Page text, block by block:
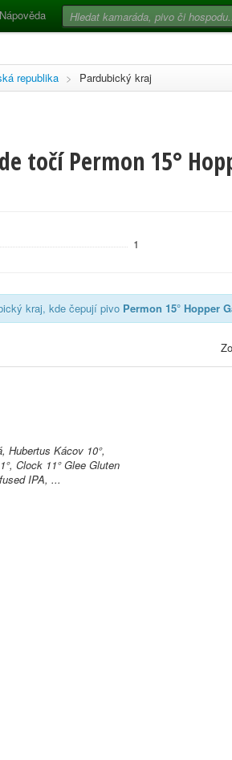
Nápověda
republika > Pardubický kraj
točí Permon 15°
1
kraj, kde čepují pivo Permon 15° Hopper
Hubertus Kácov 10°,
Clock 11° Glee Gluten
IPA, ...